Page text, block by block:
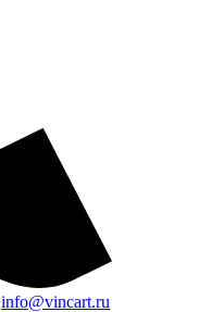
info@vincart.ru